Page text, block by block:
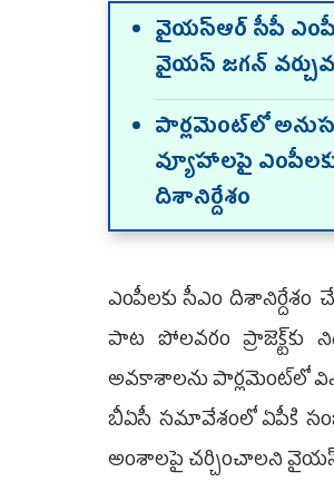
వైయ‌స్ఆర్ సీపీ
వైయ‌స్ జ‌గ‌న్
పార్ల‌మెంట్‌లో
వ్యూహాల‌పై
దిశానిర్దేశం
ఎంపీలకు సీఎం
పాట పోలవరం
అవకాశాలను పార్లమెంట్‌లో
బీఏసీ సమావేశంలో ఏపీకి
అంశాలపై చర్చించాలని